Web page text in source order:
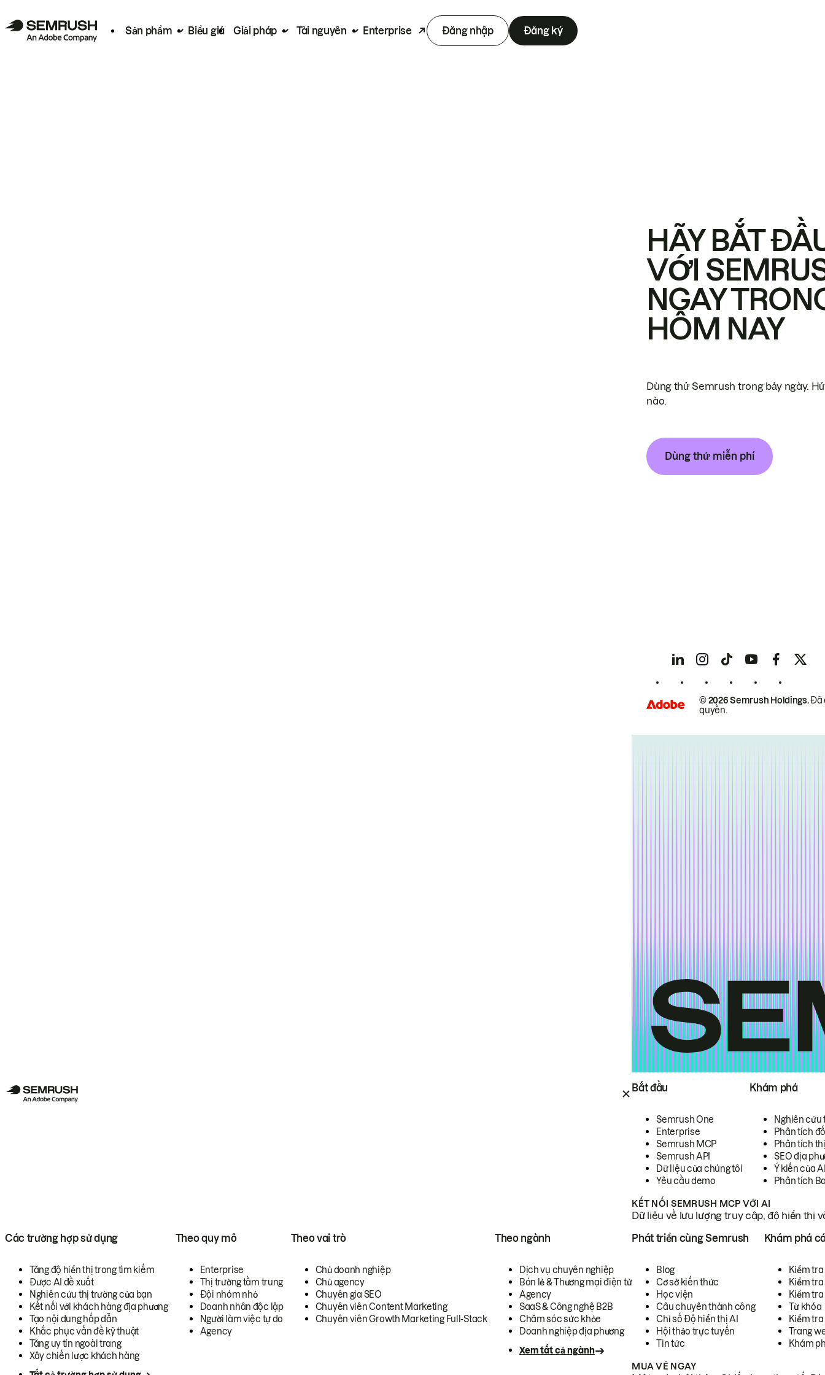
Sản phẩm Biểu giá Giải pháp Tài nguyên Enterprise Đăng nhập Đăng ký
Bắt đầu
Semrush One
Enterprise
Semrush MCP
Semrush API
Dữ liệu của chúng tôi
Yêu cầu demo
Khám phá
Nghiên cứu
Phân tích
Phân tích
SEO địa
Ý kiến của
Phân tích
KẾT NỐI SEMRUSH MCP VỚI AI
Dữ liệu về lưu lượng truy cập, độ hiển thị
Các trường hợp sử dụng
Tăng độ hiển thị trong tìm kiếm
Được AI đề xuất
Nghiên cứu thị trường của bạn
Kết nối với khách hàng địa phương
Tạo nội dung hấp dẫn
Khắc phục vấn đề kỹ thuật
Tăng uy tín ngoài trang
Xây chiến lược khách hàng
Theo quy mô
Enterprise
Thị trường tầm trung
Đội nhóm nhỏ
Doanh nhân độc lập
Người làm việc tự do
Agency
Theo vai trò
Chủ doanh nghiệp
Chủ agency
Chuyên gia SEO
Chuyên viên Content Marketing
Chuyên viên Growth Marketing Full-Stack
Theo ngành
Dịch vụ chuyên nghiệp
Bán lẻ & Thương mại điện tử
Agency
SaaS & Công nghệ B2B
Chăm sóc sức khỏe
Doanh nghiệp địa phương
Xem tất cả ngành
Phát triển cùng Semrush
Blog
Cơ sở kiến thức
Học viện
Câu chuyên thành công
Chỉ số Độ hiển thị AI
Hội thảo trực tuyến
Tin tức
Khám phá
Kiểm
Kiểm tra
Kiểm
Từ khóa
Kiểm
Trang
Khám
MUA VÉ NGAY
HÃY BẮT
VỚI
NGAY
HÔM NAY
Dùng thử Semrush trong bảy ngày.
nào.
Dùng thử miễn phí
© 2026 Semrush Holdings.Đã
quyền.